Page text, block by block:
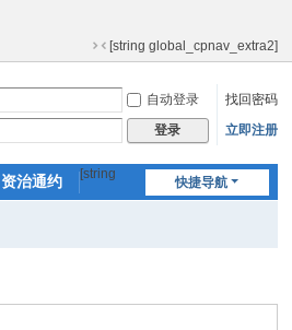
[string global_cpnav_extra2]
切
换
窄
版
自动登录
找回密码
登录 立即注册
快捷导航
资治通约
[string